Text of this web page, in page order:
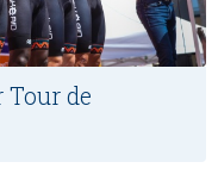
Tour de